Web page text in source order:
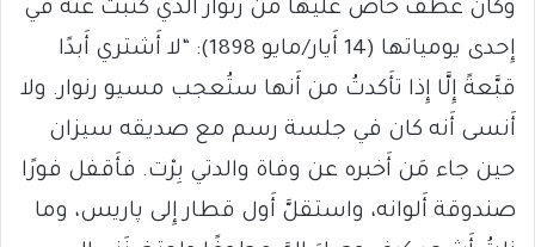
وكان عطف خاص عليها من رنوار الذي كتبَت عنه في
إِحدى يومياتها (14 أَيار/مايو 1898): “لا أَشتري أَبدًا
قبَّعةً إِلَّا إِذا تأَكدتُ من أَنها ستُعجب مسيو رنوار. ولا
أَنسى أَنه كان في جلسة رسم مع صديقه سيزان
حين جاء مَن أَخبره عن وفاة والدتي بِرْت. فأَقفل فورًا
صندوقة أَلوانه، واستقلَّ أَول قطار إِلى پاريس، وما